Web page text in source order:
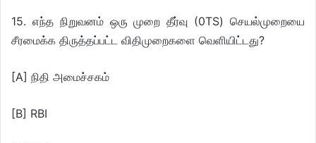
15. எந்த நிறுவனம் ஒரு முறை தீர்வு (0TS) செயல்முறையை
சீரமைக்க திருத்தப்பட்ட விதிமுறைகளை வெளியிட்டது?
[A] நிதி அமைச்சகம்
[B] RBI